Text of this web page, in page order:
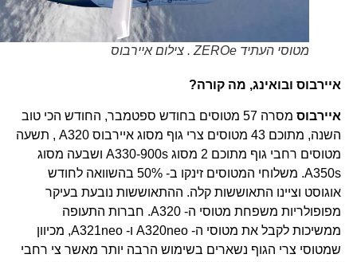
מטוסי העתיד ZEROe . צילום איירבוס
איירבוס ובואינג, מה קורה?
איירבוס
מסרה 57 מטוסים בחודש ספטמבר, החודש הכי טוב
השנה, מתוכם 43 מטוסים צרי גוף מסוג איירבוס A320 , תשעה
מטוסים רחבי גוף מתוכם 2 מסוג A330-900s ושבעה מסוג
A350s. משלוחי המטוסים זינקו ב- 50% בהשוואה לחודש
אוגוסט וציינו התאוששות קלה. ההתאוששות נובעת בעיקר
מפופולריות משפחת מטוסי ה- A320. חברות התעופה
ממשיכות לקבל את מטוסי ה- A320neo ו- A321neo, מכיוון
שמטוסי צרי הגוף נשארים בשימוש הרבה יותר מאשר צי רחבי